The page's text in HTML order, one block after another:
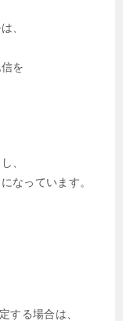
、
を
、
なっています。
する場合は、